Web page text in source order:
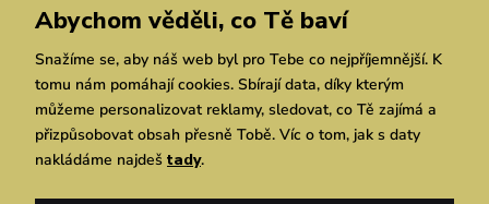
Prodejny
Praha Brno Chrudim
Simplia.cz
Abychom věděli, co Tě baví
Snažíme se, aby náš web byl pro Tebe co nejpříjemnější. K
tomu nám pomáhají cookies. Sbírají data, díky kterým
můžeme personalizovat reklamy, sledovat, co Tě zajímá a
přizpůsobovat obsah přesně Tobě. Víc o tom, jak s daty
nakládáme najdeš tady.